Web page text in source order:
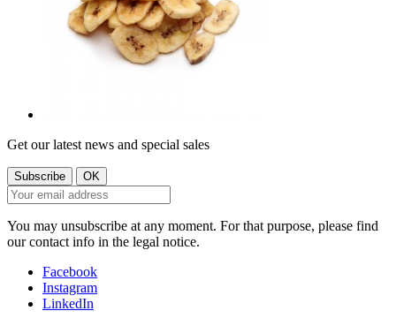
Get our latest news and special sales
You may unsubscribe at any moment. For that purpose, please find
our contact info in the legal notice.
Facebook
Instagram
LinkedIn